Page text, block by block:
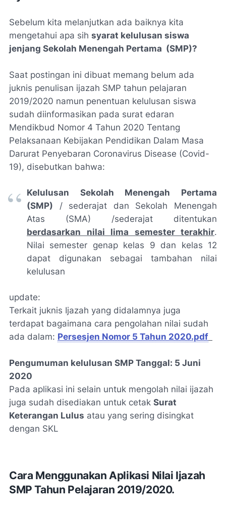
Sebelum kita melanjutkan ada baiknya kita
mengetahui apa sih syarat kelulusan siswa
jenjang Sekolah Menengah Pertama (SMP)?
Saat postingan ini dibuat memang belum ada
juknis penulisan ijazah SMP tahun pelajaran
2019/2020 namun penentuan kelulusan siswa
sudah diinformasikan pada surat edaran
Mendikbud Nomor 4 Tahun 2020 Tentang
Pelaksanaan Kebijakan Pendidikan Dalam Masa
Darurat Penyebaran Coronavirus Disease (Covid-
19), disebutkan bahwa:
Kelulusan Sekolah Menengah Pertama
(SMP) / sederajat dan Sekolah Menengah
Atas (SMA) /sederajat ditentukan
berdasarkan nilai lima semester terakhir.
Nilai semester genap kelas 9 dan kelas 12
dapat digunakan sebagai tambahan nilai
kelulusan
update:
Terkait juknis Ijazah yang didalamnya juga
terdapat bagaimana cara pengolahan nilai sudah
ada dalam: Persesjen Nomor 5 Tahun 2020.pdf
Pengumuman kelulusan SMP Tanggal: 5 Juni
2020
Pada aplikasi ini selain untuk mengolah nilai ijazah
juga sudah disediakan untuk cetak Surat
Keterangan Lulus atau yang sering disingkat
dengan SKL
Cara Menggunakan Aplikasi Nilai Ijazah
SMP Tahun Pelajaran 2019/2020.